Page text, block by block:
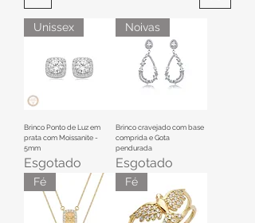
Unissex
Brinco Ponto de Luz em
prata com Moissanite -
5mm
Esgotado
Noivas
Brinco cravejado com base
comprida e Gota
pendurada
Esgotado
Fé Fé